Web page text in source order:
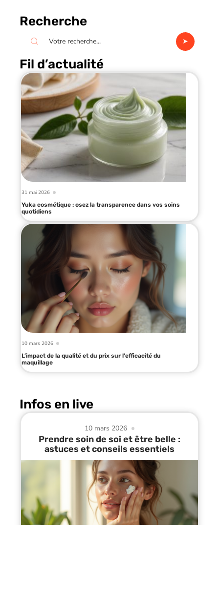
Recherche
Fil d’actualité
31 mai 2026
Yuka cosmétique : osez la transparence dans vos soins
quotidiens
10 mars 2026
L’impact de la qualité et du prix sur l’efficacité du
maquillage
Infos en live
10 mars 2026
Prendre soin de soi et être belle :
astuces et conseils essentiels